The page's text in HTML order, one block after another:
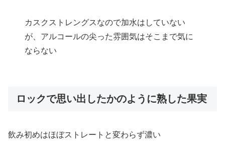
カスクストレングスなので加水はしていない
が、アルコールの尖った雰囲気はそこまで気に
ならない
ロックで思い出したかのように熟した果実
飲み初めはほぼストレートと変わらず濃い